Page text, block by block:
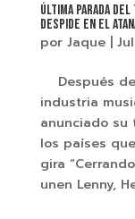
Última parada
despide en el
por Jaque|
Después
industria
anunciado su
los países
gira
unen Lenny,